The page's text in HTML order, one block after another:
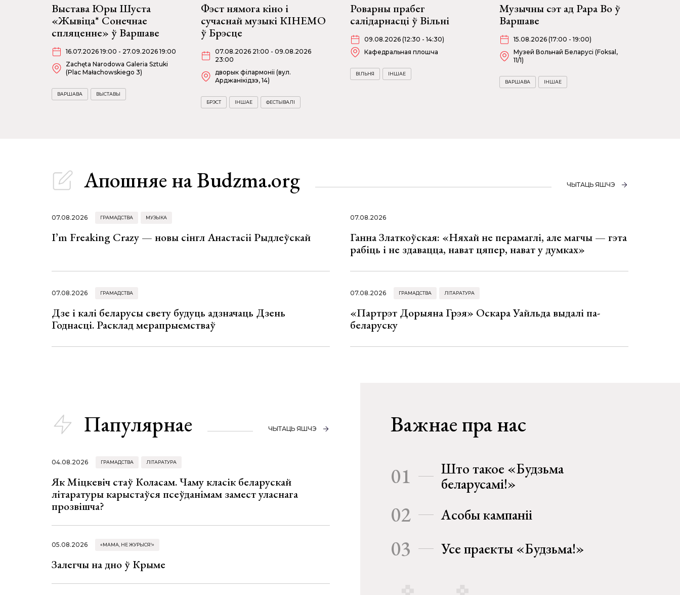
Выстава Юры Шуста
«Жывіца* Сонечнае
спляценне» ў Варшаве
16.07.2026 19:00 - 27.09.2026 19:00
Zachęta Narodowa Galeria Sztuki
(Plac Małachowskiego 3)
ВАРШАВА ВЫСТАВЫ
Фэст нямога кіно і
сучаснай музыкі КІНЕМО
ў Брэсце
07.08.2026 21:00 - 09.08.2026
23:00
дворык філармоніі (вул.
Арджанікідзэ, 14)
БРЭСТ ІНШАЕ ФЕСТЫВАЛІ
Роварны прабег
салідарнасці ў Вільні
09.08.2026 (12:30 - 14:30)
Кафедральная плошча
ВІЛЬНЯ ІНШАЕ
Музычны сэт ад Papa Bo ў
Варшаве
15.08.2026 (17:00 - 19:00)
Музей Вольнай Беларусі (Foksal,
11/1)
ВАРШАВА ІНШАЕ
Апошняе на Budzma.org ЧЫТАЦЬ ЯШЧЭ
07.08.2026 ГРАМАДСТВА МУЗЫКА
I’m Freaking Crazy — новы сінгл Анастасіі Рыдлеўскай
07.08.2026
Ганна Златкоўская: «Няхай не перамаглі, але магчы — гэта
рабіць і не здавацца, нават цяпер, нават у думках»
07.08.2026 ГРАМАДСТВА
Дзе і калі беларусы свету будуць адзначаць Дзень
Годнасці. Расклад мерапрыемстваў
07.08.2026 ГРАМАДСТВА ЛІТАРАТУРА
«Партрэт Дорыяна Грэя» Оскара Уайльда выдалі па-
беларуску
Папулярнае ЧЫТАЦЬ ЯШЧЭ
04.08.2026 ГРАМАДСТВА ЛІТАРАТУРА
Як Міцкевіч стаў Коласам. Чаму класік беларускай
літаратуры карыстаўся псеўданімам замест уласнага
прозвішча?
05.08.2026 «МАМА, НЕ ЖУРЫСЯ!»
Залегчы на дно ў Крыме
Важнае пра нас
01
Што такое «Будзьма
беларусамі!»
02 Асобы кампаніі
03 Усе праекты «Будзьма!»